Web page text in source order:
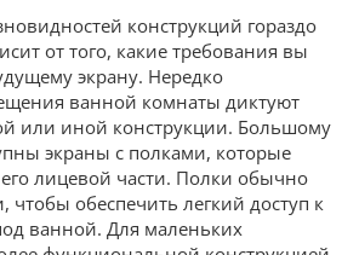
конструкций гораздо
от того, какие требования вы
экрану. Нередко
ванной комнаты диктуют
или иной конструкции. Большому
экраны с полками, которые
его лицевой части. Полки обычно
обеспечить легкий доступ к
ванной. Для маленьких